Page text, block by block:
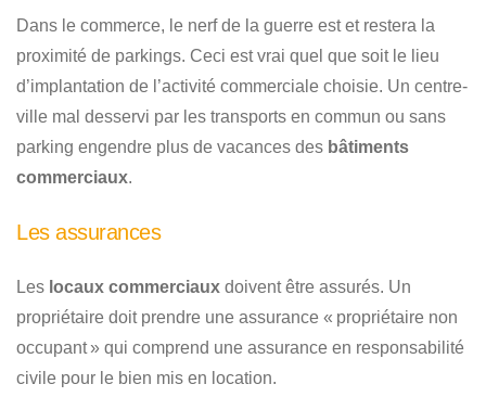
Dans le commerce, le nerf de la guerre est et restera la
proximité de parkings. Ceci est vrai quel que soit le lieu
d’implantation de l’activité commerciale choisie. Un centre-
ville mal desservi par les transports en commun ou sans
parking engendre plus de vacances des bâtiments
commerciaux.
Les assurances
Les locaux commerciaux doivent être assurés. Un
propriétaire doit prendre une assurance « propriétaire non
occupant » qui comprend une assurance en responsabilité
civile pour le bien mis en location.